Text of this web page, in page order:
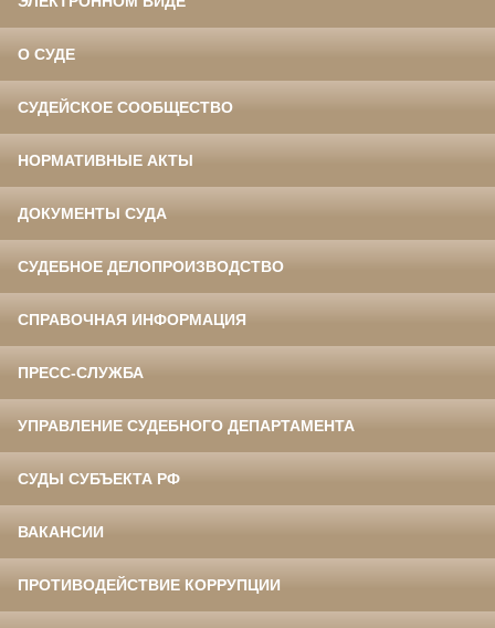
О СУДЕ
СУДЕЙСКОЕ СООБЩЕСТВО
НОРМАТИВНЫЕ АКТЫ
ДОКУМЕНТЫ СУДА
СУДЕБНОЕ ДЕЛОПРОИЗВОДСТВО
СПРАВОЧНАЯ ИНФОРМАЦИЯ
ПРЕСС-СЛУЖБА
УПРАВЛЕНИЕ СУДЕБНОГО ДЕПАРТАМЕНТА
СУДЫ СУБЪЕКТА РФ
ВАКАНСИИ
ПРОТИВОДЕЙСТВИЕ КОРРУПЦИИ